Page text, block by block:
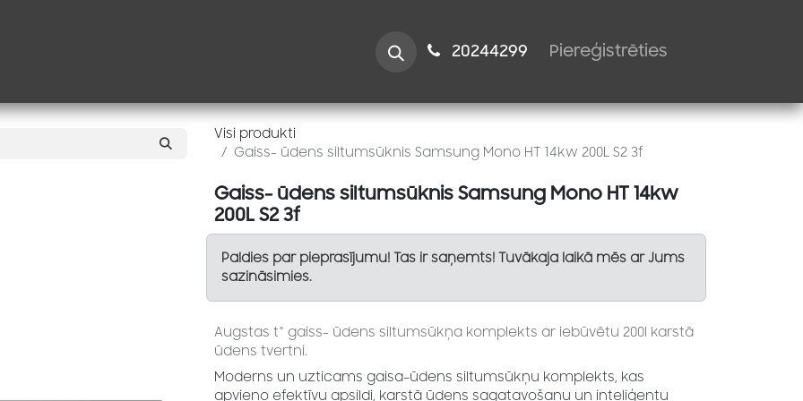
Speciālistiem 2024​​4299 Piereģistrēties
Visi produkti
Gaiss- ūdens siltumsūknis Samsung Mono HT 14kw 200L S2 3f
Gaiss- ūdens siltumsūknis Samsung Mono HT 14kw
200L S2 3f
Paldies par pieprasījumu! Tas ir saņemts! Tuvākaja laikā mēs ar Jums
sazināsimies.
Augstas t° gaiss- ūdens siltumsūkņa komplekts ar iebūvētu 200l karstā
ūdens tvertni.
Moderns un uzticams gaisa–ūdens siltumsūkņu komplekts, kas
apvieno efektīvu apsildi, karstā ūdens sagatavošanu un inteliģentu